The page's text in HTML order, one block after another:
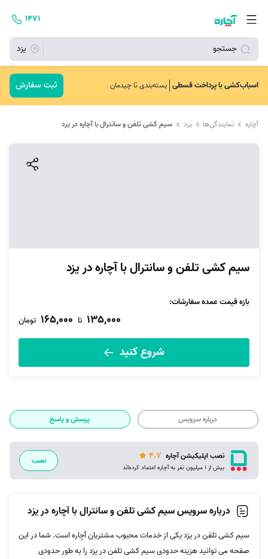
جستجو یزد
۱۴۷۱
اسباب‌کشی با پرداخت قسطی بسته‌بندی تا چیدمان ثبت سفارش
آچاره نمایندگی‌ها یزد سیم کشی تلفن و سانترال با آچاره در یزد
سیم کشی تلفن و سانترال با آچاره در یزد
بازه قیمت عمده سفارشات:
135,000 تا 165,000 تومان
شروع کنید
درباره سرویس پرسش و پاسخ
نصب اپلیکیشن آچاره 4.7
بیش از 1 میلیون نفر به آچاره اعتماد کرده‌اند
نصب
درباره سرویس سیم کشی تلفن و سانترال با آچاره در یزد
سیم کشی تلفن در یزد یکی از خدمات محبوب مشتریان آچاره است. شما در این
صفحه می توانید هزینه حدودی سیم کشی تلفن در یزد را به طور حدودی